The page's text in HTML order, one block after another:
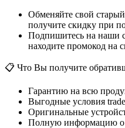
Обменяйте свой
получите скидку при
Подпишитесь на наши
находите промокод на
📋 Что Вы получите
Гарантию на всю
Выгодные условия
Оригинальные
Полную информацию о